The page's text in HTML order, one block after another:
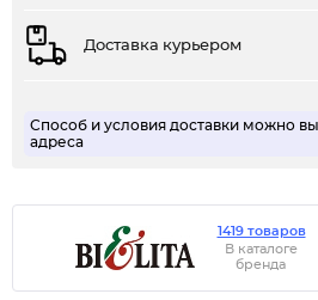
Доставка курьером
Способ и условия доставки можно
адреса
1419 товаров
В каталоге
бренда